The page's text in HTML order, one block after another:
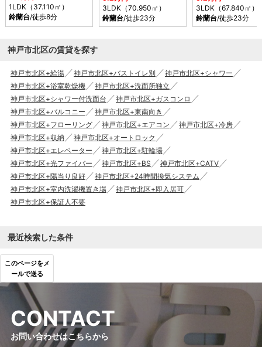
1LDK（37.110㎡）
鈴蘭台/徒歩8分
3LDK（70.950㎡）
鈴蘭台/徒歩23分
3LDK（67.840㎡）
鈴蘭台/徒歩23分
神戸市北区の賃貸を探す
神戸市北区+給湯 神戸市北区+バストイレ別
神戸市北区+シャワー
神戸市北区+浴室乾燥機
神戸市北区+洗面所独立
神戸市北区+シャワー付洗面台
神戸市北区+ガスコンロ
神戸市北区+バルコニー
神戸市北区+東南向き
神戸市北区+フローリング
神戸市北区+エアコン
神戸市北区+冷房
神戸市北区+収納
神戸市北区+オートロック
神戸市北区+エレベーター
神戸市北区+駐輪場
神戸市北区+光ファイバー
神戸市北区+BS
神戸市北区+CATV
神戸市北区+陽当り良好
神戸市北区+24時間換気システム
神戸市北区+室内洗濯機置き場
神戸市北区+即入居可
神戸市北区+保証人不要
最近検索した条件
このページをメ
ールで送る
CONTACT
お問い合わせはこちらから